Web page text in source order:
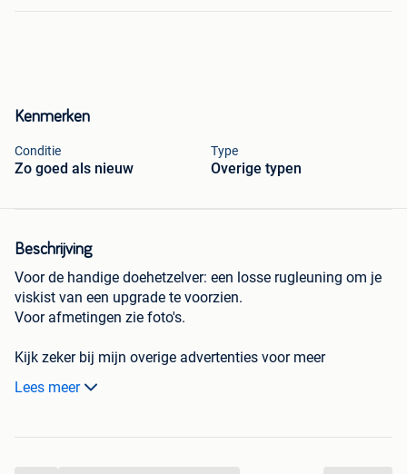
Kenmerken
Conditie
Zo goed als nieuw
Type
Overige typen
Beschrijving
Voor de handige doehetzelver: een losse rugleuning om je
viskist van een upgrade te voorzien.
Voor afmetingen zie foto's.
Kijk zeker bij mijn overige advertenties voor meer
interessante vismaterialen.
Lees meer